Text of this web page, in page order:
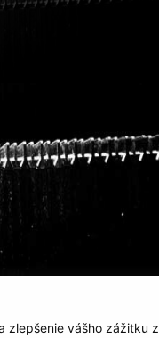
zlepšenie vášho zážitku z